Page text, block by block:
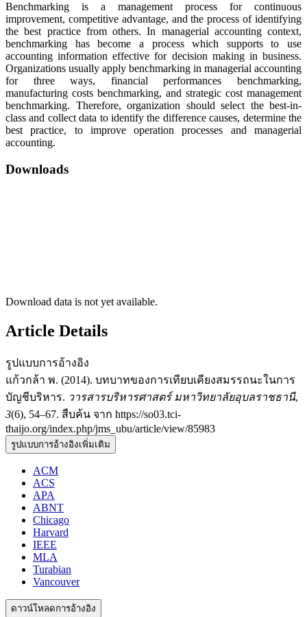
Benchmarking is a management process for continuous
improvement, competitive advantage, and the process of identifying
the best practice from others. In managerial accounting context,
benchmarking has become a process which supports to use
accounting information effective for decision making in business.
Organizations usually apply benchmarking in managerial accounting
for three ways, financial performances benchmarking,
manufacturing costs benchmarking, and strategic cost management
benchmarking. Therefore, organization should select the best-in-
class and collect data to identify the difference causes, determine the
best practice, to improve operation processes and managerial
accounting.
Downloads
Download data is not yet available.
Article Details
รูปแบบการอ้างอิง
แก้วกล้า พ. (2014). บทบาทของการเทียบเคียงสมรรถนะในการ
บัญชีบริหาร. วารสารบริหารศาสตร์ มหาวิทยาลัยอุบลราชธานี,
3(6), 54–67. สืบค้น จาก https://so03.tci-
thaijo.org/index.php/jms_ubu/article/view/85983
รูปแบบการอ้างอิงเพิ่มเติม
ACM
ACS
APA
ABNT
Chicago
Harvard
IEEE
MLA
Turabian
Vancouver
ดาวน์โหลดการอ้างอิง